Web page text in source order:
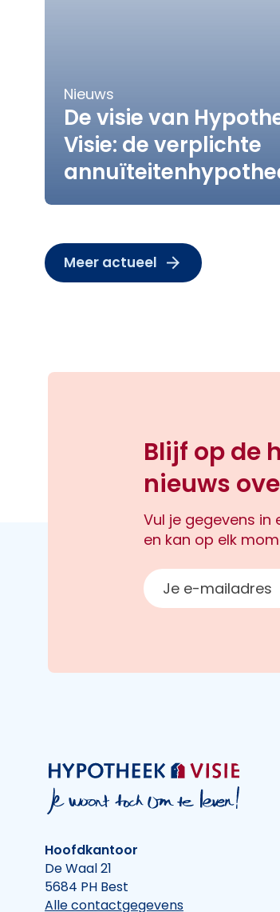
Nieuws
De visie van
Visie: de verplichte
Meer actueel
Blijf op de
nieuws
Vul je gegevens in
en kan op elk
E-mailadres
Hoofdkantoor
De Waal 21
5684 PH Best
Alle contactgegevens